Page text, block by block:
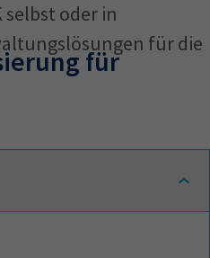
oder in
für die
für